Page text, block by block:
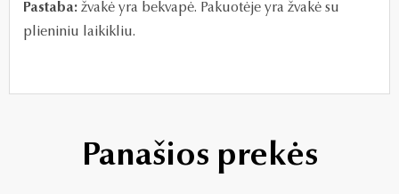
Pastaba: žvakė yra bekvapė. Pakuotėje yra žvakė su
plieniniu laikikliu.
Panašios prekės